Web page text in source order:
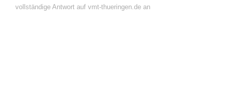
vollständige Antwort auf vmt-thueringen.de an